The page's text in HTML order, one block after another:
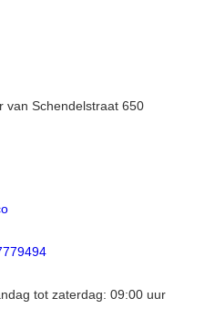
van Schendelstraat 650
tot zaterdag: 09:00 uur